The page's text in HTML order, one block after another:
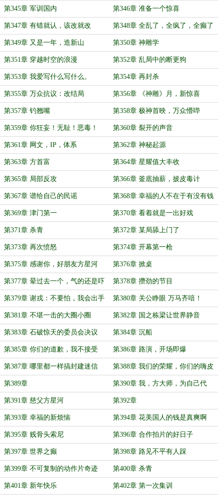
第345章 军训国内 第346章 准备一个惊喜
第347章 有错就认，该改就改 第348章 全乱了，全疯了，全癫了
第349章 又是一年，造新山 第350章 神雕学
第351章 穿越时空的浪漫 第352章 乱局中的断更狗
第353章 我爱写什么写什么。 第354章 再封杀
第355章 万众抗议：改结局 第356章 《神雕》月，新惊喜
第357章 钓翘嘴 第358章 极神首映，万众懵哔
第359章 你狂妄！无耻！恶毒！ 第360章 裂开的声音
第361章 网文，IP，体系 第362章 神秘起源
第363章 方首富 第364章 星耀值大丰收
第365章 局部反攻 第366章 釜底抽薪，披皮毒计
第367章 谱给自己的民谣 第368章 幸福的人不在于有没有钱
第369章 津门第一 第370章 看着就是一出好戏
第371章 杀青 第372章 某局舔上门了
第373章 再次愤怒 第374章 开幕第一枪
第375章 感谢你，好朋友方星河 第376章 掀桌
第377章 晕过去一个，气的还是吓
的？
第378章 攒劲的节目
第379章 谢戎：不要怕，我会出手 第380章 关公睁眼 万马齐喑！
第381章 不堪一击的大圈小圈 第382章 国之栋梁让世界静音
第383章 石破惊天的委员会决议 第384章 沉船
第385章 你们的道歉，我不接受 第386章 路演，开场即爆
第387章 哪里都一样搞封建迷信 第388章 我们的荣耀，你们的嗨皮
第389章 第390章 我，方大师，为自己代
言！
第391章 慈父方星河 第392章
第393章 幸福的新烦恼 第394章 花美国人的钱是真爽啊
第395章 贱骨头索尼 第396章 合作拍片的好日子
第397章 世界之癫 第398章 路见不平有人踩
第399章 不可复制的动作片奇迹 第400章 杀青
第401章 新年快乐 第402章 第一次集训